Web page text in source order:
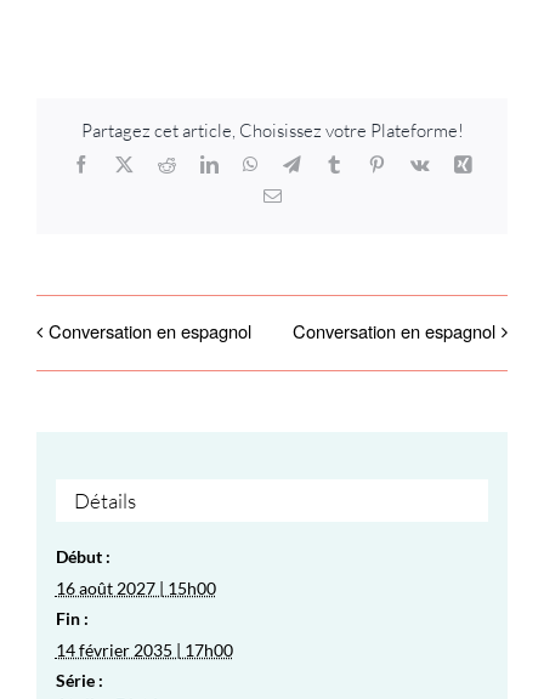
Partagez cet article, Choisissez votre Plateforme!
Facebook
X RedditLinkedInWhatsApp
TelegramTumblr Pinterest
Vk
Xing
Email
Conversation en espagnol Conversation en espagnol
Détails
Début :
16 août 2027 | 15h00
Fin :
14 février 2035 | 17h00
Série :